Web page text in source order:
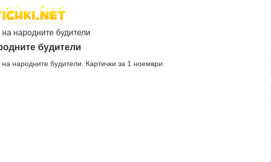
народните будители
будители
на народните будители. Картички за 1 ноември